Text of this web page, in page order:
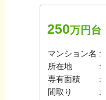
250万円台
マンション名
所在地
専有面積
間取り